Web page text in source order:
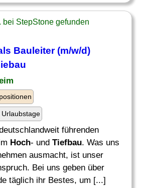
bei StepStone gefunden
Bauleiter(m/w/d)
Urlaubstage
führenden
Hoch- und Tiefbau. Was uns
ausmacht, ist unser
Bei uns geben über
täglich ihr Bestes, um [...]